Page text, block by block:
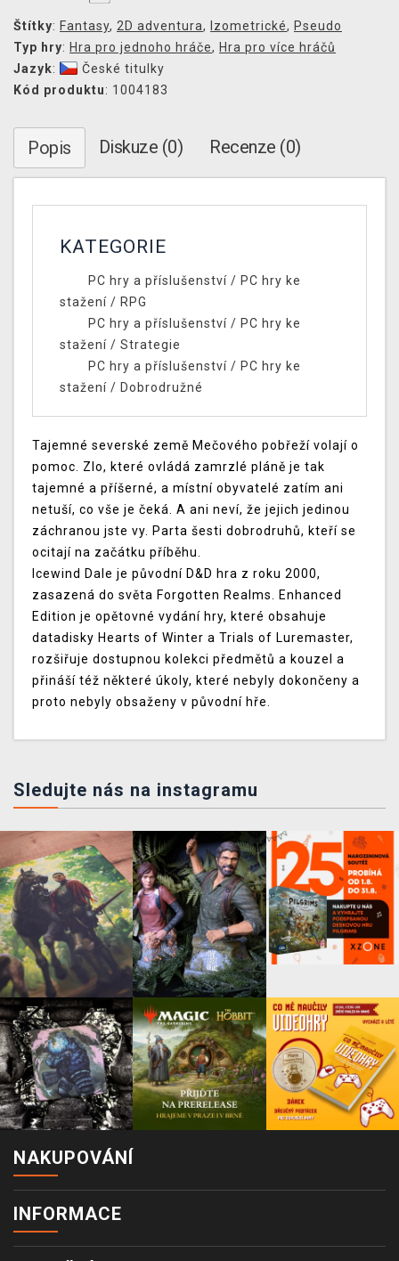
Štítky: Fantasy, 2D adventura, Izometrické, Pseudo
Typ hry: Hra pro jednoho hráče, Hra pro více hráčů
Jazyk:
České titulky
Kód produktu: 1004183
Popis Diskuze (0) Recenze (0)
KATEGORIE
PC hry a příslušenství/ PC hry ke
stažení / RPG
PC hry a příslušenství/ PC hry ke
stažení / Strategie
PC hry a příslušenství/ PC hry ke
stažení / Dobrodružné
Tajemné severské země Mečového pobřeží volají o
pomoc. Zlo, které ovládá zamrzlé pláně je tak
tajemné a příšerné, a místní obyvatelé zatím ani
netuší, co vše je čeká. A ani neví, že jejich jedinou
záchranou jste vy. Parta šesti dobrodruhů, kteří se
ocitají na začátku příběhu.
Icewind Dale je původní D&D hra z roku 2000,
zasazená do světa Forgotten Realms. Enhanced
Edition je opětovné vydání hry, které obsahuje
datadisky Hearts of Winter a Trials of Luremaster,
rozšiřuje dostupnou kolekci předmětů a kouzel a
přináší též některé úkoly, které nebyly dokončeny a
proto nebyly obsaženy v původní hře.
Sledujte nás na instagramu
NAKUPOVÁNÍ
INFORMACE